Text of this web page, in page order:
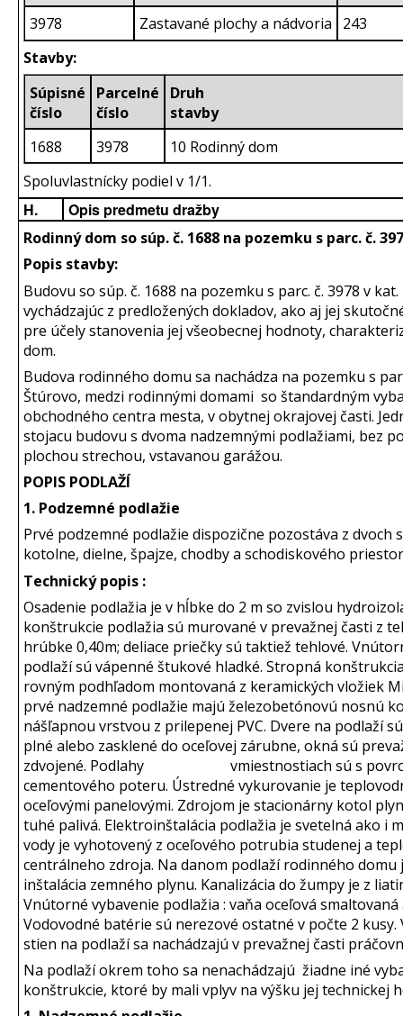
3978
Zastavané plochy a nádvoria
243
Stavby:
Súpisné
číslo
Parcelné
číslo
Druh
1688
3978
10 Rodinný dom
Spoluvlastnícky podiel v 1/1.
H. Opis predmetu dražby
Rodinný dom so súp. č. 1688 na pozemku s parc. č.
Popis stavby:
Budovu so súp. č. 1688 na pozemku s parc. č. 3978 v
vychádzajúc z predložených dokladov, ako aj jej
pre účely stanovenia jej všeobecnej hodnoty,
dom.
Budova rodinného domu sa nachádza na pozemku s
Štúrovo, medzi rodinnými domami so štandardným
obchodného centra mesta, v obytnej okrajovej časti.
stojacu budovu s dvoma nadzemnými podlažiami, bez
plochou strechou, vstavanou garážou.
POPIS PODLAŽÍ
1. Podzemné podlažie
Prvé podzemné podlažie dispozične pozostáva z dvoch
kotolne, dielne, špajze, chodby a schodiskového
Technický popis :
Osadenie podlažia je v hĺbke do 2 m so zvislou
konštrukcie podlažia sú murované v prevažnej časti z
hrúbke 0,40m; deliace priečky sú taktiež tehlové.
podlaží sú vápenné štukové hladké. Stropná
rovným podhľadom montovaná z keramických vložiek
prvé nadzemné podlažie majú železobetónovú nosnú
nášľapnou vrstvou z prilepenej PVC. Dvere na podlaží
plné alebo zasklené do oceľovej zárubne, okná sú
zdvojené. Podlahy vmiestnostiach sú s
cementového poteru. Ústredné vykurovanie je
oceľovými panelovými. Zdrojom je stacionárny kotol
tuhé palivá. Elektroinštalácia podlažia je svetelná ako i
vody je vyhotovený z oceľového potrubia studenej a
centrálneho zdroja. Na danom podlaží rodinného domu
inštalácia zemného plynu. Kanalizácia do žumpy je z
Vnútorné vybavenie podlažia : vaňa oceľová smaltovaná
Vodovodné batérie sú nerezové ostatné v počte 2
stien na podlaží sa nachádzajú v prevažnej časti
Na podlaží okrem toho sa nenachádzajú žiadne iné
konštrukcie, ktoré by mali vplyv na výšku jej technickej